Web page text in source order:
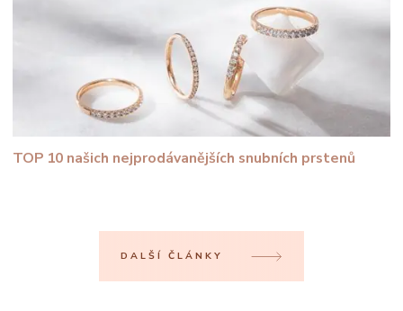
TOP 10 našich nejprodávanějších snubních prstenů
DALŠÍ ČLÁNKY